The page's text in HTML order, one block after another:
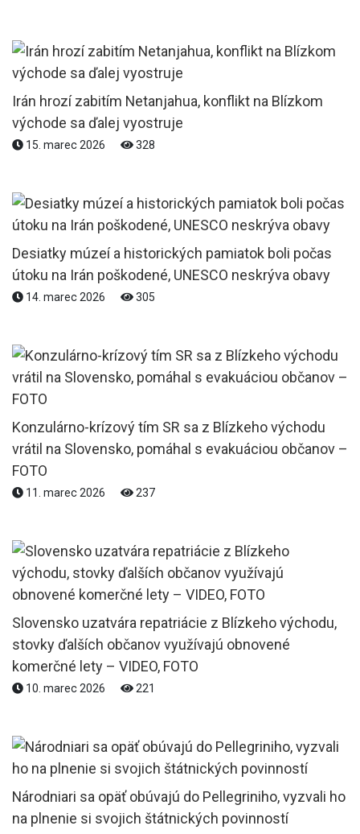
Irán hrozí zabitím Netanjahua, konflikt na Blízkom
východe sa ďalej vyostruje
15. marec 2026 328
Desiatky múzeí a historických pamiatok boli počas
útoku na Irán poškodené, UNESCO neskrýva obavy
14. marec 2026 305
Konzulárno-krízový tím SR sa z Blízkeho východu
vrátil na Slovensko, pomáhal s evakuáciou občanov –
FOTO
11. marec 2026 237
Slovensko uzatvára repatriácie z Blízkeho východu,
stovky ďalších občanov využívajú obnovené
komerčné lety – VIDEO, FOTO
10. marec 2026 221
Národniari sa opäť obúvajú do Pellegriniho, vyzvali ho
na plnenie si svojich štátnických povinností